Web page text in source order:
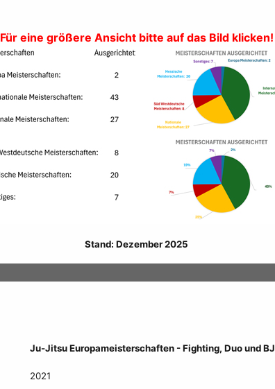
Für eine größere Ansicht bitte auf das Bild klicken!
Stand: Dezember 2025
Ju-Jitsu Europameisterschaften - Fighting, Duo und
2021